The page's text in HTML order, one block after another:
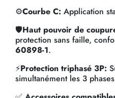
⚙️Courbe C: Application
🛡️Haut pouvoir de
protection sans faille,
60898-1.
⚡Protection triphasé 3P:
simultanément les 3